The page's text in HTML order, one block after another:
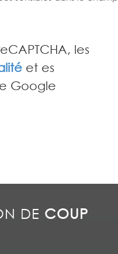
les
et es
Google
DE COUP